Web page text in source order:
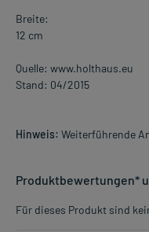
Breite:
12 cm
Quelle: www.holthaus.eu
Stand: 04/2015
Hinweis: Weiterführende
Produktbewertungen*
Für dieses Produkt sind